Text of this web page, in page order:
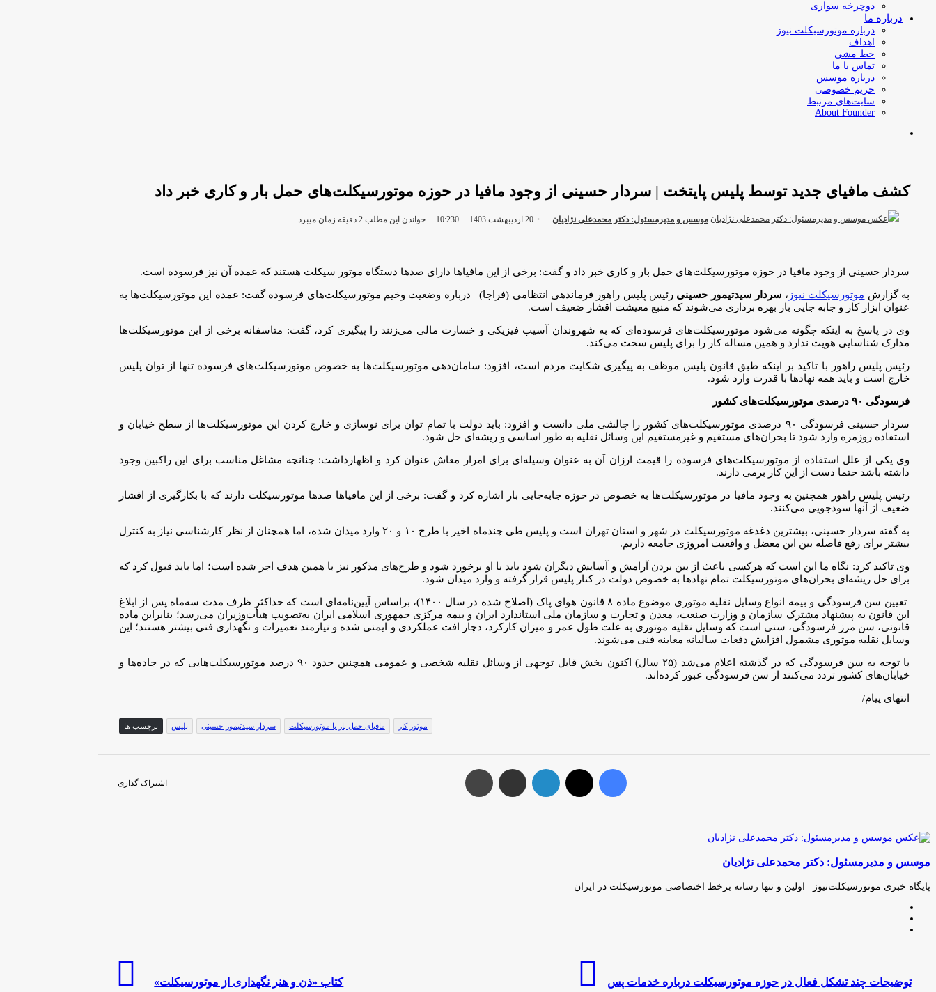
دوچرخه سواری
درباره ما
درباره موتورسیکلت نیوز
اهداف
خط مشی
تماس با ما
درباره موسس
حریم خصوصی
سایت‌های مرتبط
About Founder
کشف مافیای جدید توسط پلیس پایتخت | سردار حسینی از وجود مافیا در حوزه موتورسیکلت‌های حمل بار و کاری خبر داد
موسس و مدیرمسئول: دکتر محمدعلی نژادیان
ارسال20 اردیبهشت 1403 10:23 0 خواندن این مطلب 2 دقیقه زمان میبرد
سردار حسینی از وجود مافیا در حوزه موتورسیکلت‌های حمل بار و کاری خبر داد و گفت: برخی از این مافیا‌ها دارای صد‌ها دستگاه موتور سیکلت هستند که عمده آن نیز فرسوده است.
به گزارش موتورسیکلت نیوز ، سردار سیدتیمور حسینی رئیس پلیس راهور فرماندهی انتظامی (فراجا) درباره وضعیت وخیم موتورسیکلت‌های فرسوده گفت: عمده این موتورسیکلت‌ها به
عنوان ابزار کار و جابه جایی بار بهره برداری می‌شوند که منبع معیشت اقشار ضعیف است.
وی در پاسخ به اینکه چگونه می‌شود موتورسیکلت‌های فرسوده‌ای که به شهروندان آسیب فیزیکی و خسارت مالی می‌زنند را پیگیری کرد، گفت: متاسفانه برخی از این موتورسیکلت‌ها
مدارک شناسایی هویت ندارد و همین مساله کار را برای پلیس سخت می‌کند.
رئیس پلیس راهور با تاکید بر اینکه طبق قانون پلیس موظف به پیگیری شکایت مردم است، افزود: سامان‌دهی موتورسیکلت‌ها به خصوص موتورسیکلت‌های فرسوده تنها از توان پلیس
خارج است و باید همه نهاد‌ها با قدرت وارد شود.
فرسودگی ۹۰ درصدی موتورسیکلت‌های کشور
سردار حسینی فرسودگی ۹۰ درصدی موتورسیکلت‌های کشور را چالشی ملی دانست و افزود: باید دولت با تمام توان برای نوسازی و خارج کردن این موتورسیکلت‌ها از سطح خیابان و
استفاده روزمره وارد شود تا بحران‌های مستقیم و غیرمستقیم این وسائل نقلیه به طور اساسی و ریشه‌ای حل شود.
وی یکی از علل استفاده از موتورسیکلت‌های فرسوده را قیمت ارزان آن به عنوان وسیله‌ای برای امرار معاش عنوان کرد و اظهارداشت: چنانچه مشاغل مناسب برای این راکبین وجود
داشته باشد حتما دست از این کار برمی دارند.
رئیس پلیس راهور همچنین به وجود مافیا در موتورسیکلت‌ها به خصوص در حوزه جابه‌جایی بار اشاره کرد و گفت: برخی از این مافیا‌ها صد‌ها موتورسیکلت دارند که با بکارگیری از اقشار
ضعیف از آنها سودجویی می‌کنند.
به گفته سردار حسینی، بیشترین دغدغه موتورسیکلت در شهر و استان تهران است و پلیس طی چندماه اخیر با طرح ۱۰ و ۲۰ وارد میدان شده، اما همچنان از نظر کارشناسی نیاز به کنترل
بیشتر برای رفع فاصله بین این معضل و واقعیت امروزی جامعه داریم.
وی تاکید کرد: نگاه ما این است که هرکسی باعث از بین بردن آرامش و آسایش دیگران شود باید با او برخورد شود و طرح‌های مذکور نیز با همین هدف اجر شده است؛ اما باید قبول کرد که
برای حل ریشه‌ای بحران‌های موتورسیکلت تمام نهاد‌ها به خصوص دولت در کنار پلیس قرار گرفته و وارد میدان شود.
تعیین سن فرسودگی و بیمه انواع وسایل نقلیه موتوری موضوع ماده ۸ قانون هوای پاک (اصلاح شده در سال ۱۴۰۰)، براساس آیین‌نامه‌ای است که حداکثر ظرف مدت سه‌ماه پس از ابلاغ
این قانون به پیشنهاد مشترک سازمان و وزارت صنعت، معدن و تجارت و سازمان ملی استاندارد ایران و بیمه مرکزی جمهوری اسلامی ایران به‌تصویب هیأت‌وزیران می‌رسد؛ بنابراین ماده
قانونی، سن مرز فرسودگی، سنی است که وسایل نقلیه موتوری به علت طول عمر و میزان کارکرد، دچار افت عملکردی و ایمنی شده و نیازمند تعمیرات و نگهداری فنی بیشتر هستند؛ این
وسایل نقلیه موتوری مشمول افزایش دفعات سالیانه معاینه فنی می‌شوند.
با توجه به سن فرسودگی که در گذشته اعلام می‌شد (۲۵ سال) اکنون بخش قابل توجهی از وسائل نقلیه شخصی و عمومی همچنین حدود ۹۰ درصد موتورسیکلت‌هایی که در جاده‌ها و
خیابان‌های کشور تردد می‌کنند از سن فرسودگی عبور کرده‌اند.
انتهای پیام/
برچسب ها پلیس سردار سیدتیمور حسینی مافیای حمل بار با موتورسیکلت موتور کار
اشتراک گذاری
فیس بوک لینکدین اشتراک گذاری از طریق ایمیل چاپ
موسس و مدیرمسئول: دکتر محمدعلی نژادیان
پایگاه خبری موتورسیکلت‌نیوز | اولین و تنها رسانه برخط اختصاصی موتورسیکلت در ایران
کتاب «ذن و هنر نگهداری از موتورسیکلت»
تشکل‌توضیحات چند تشکل‌ فعال در حوزه موتورسیکلت درباره خدمات پس